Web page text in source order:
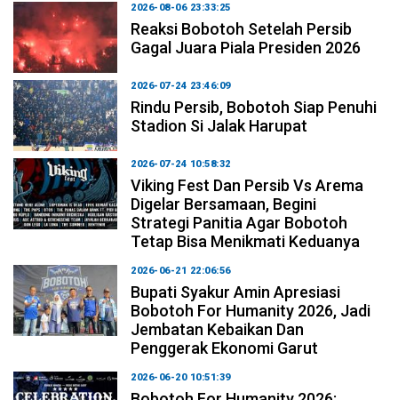
2026-08-06 23:33:25
Reaksi Bobotoh Setelah Persib
Gagal Juara Piala Presiden 2026
2026-07-24 23:46:09
Rindu Persib, Bobotoh Siap Penuhi
Stadion Si Jalak Harupat
2026-07-24 10:58:32
Viking Fest Dan Persib Vs Arema
Digelar Bersamaan, Begini
Strategi Panitia Agar Bobotoh
Tetap Bisa Menikmati Keduanya
2026-06-21 22:06:56
Bupati Syakur Amin Apresiasi
Bobotoh For Humanity 2026, Jadi
Jembatan Kebaikan Dan
Penggerak Ekonomi Garut
2026-06-20 10:51:39